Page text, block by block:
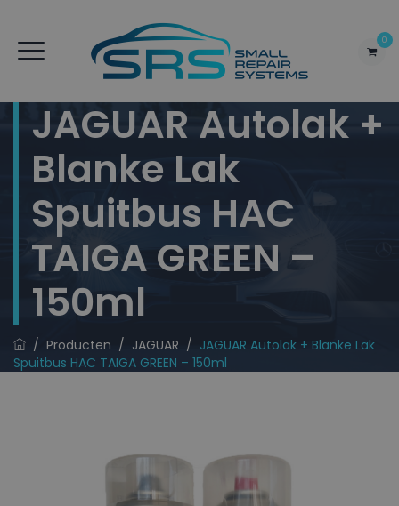
0
JAGUAR Autolak +
Blanke Lak
Spuitbus HAC
TAIGA GREEN –
150ml
/ Producten / JAGUAR / JAGUAR Autolak + Blanke Lak
Spuitbus HAC TAIGA GREEN – 150ml